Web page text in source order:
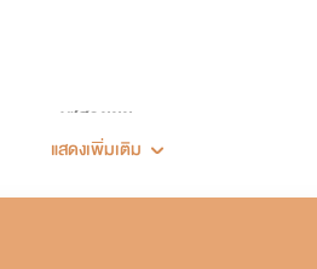
เซฮายยย...
แสดงเพิ่มเติม